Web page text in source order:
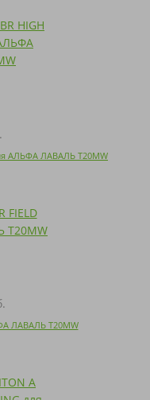
АЛЬФА ЛАВАЛЬ T20MW
ЛАВАЛЬ T20MW